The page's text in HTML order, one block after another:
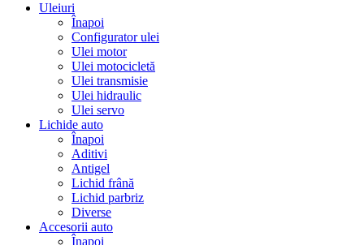
Uleiuri
Înapoi
Configurator ulei
Ulei motor
Ulei motocicletă
Ulei transmisie
Ulei hidraulic
Ulei servo
Lichide auto
Înapoi
Aditivi
Antigel
Lichid frână
Lichid parbriz
Diverse
Accesorii auto
Înapoi